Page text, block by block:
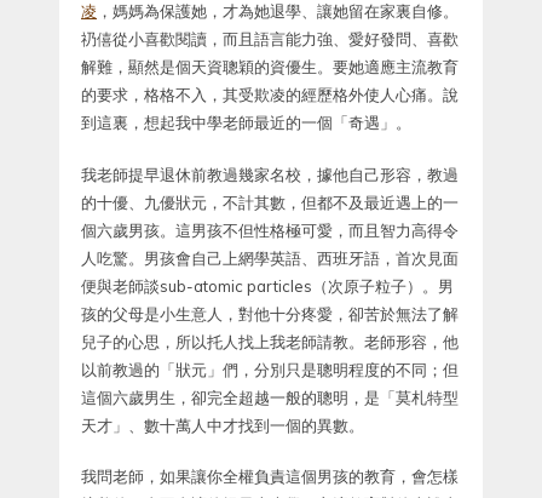
凌 ，媽媽為保護她，才為她退學、讓她留在家裏自修。
礽僖從小喜歡閱讀，而且語言能力強、愛好發問、喜歡
解難，顯然是個天資聰穎的資優生。要她適應主流教育
的要求，格格不入，其受欺凌的經歷格外使人心痛。說
到這裏，想起我中學老師最近的一個「奇遇」。
我老師提早退休前教過幾家名校，據他自己形容，教過
的十優、九優狀元，不計其數，但都不及最近遇上的一
個六歲男孩。這男孩不但性格極可愛，而且智力高得令
人吃驚。男孩會自己上網學英語、西班牙語，首次見面
便與老師談sub-atomic particles（次原子粒子）。男
孩的父母是小生意人，對他十分疼愛，卻苦於無法了解
兒子的心思，所以托人找上我老師請教。老師形容，他
以前教過的「狀元」們，分別只是聰明程度的不同；但
這個六歲男生，卻完全超越一般的聰明，是「莫札特型
天才」、數十萬人中才找到一個的異數。
我問老師，如果讓你全權負責這個男孩的教育，會怎樣